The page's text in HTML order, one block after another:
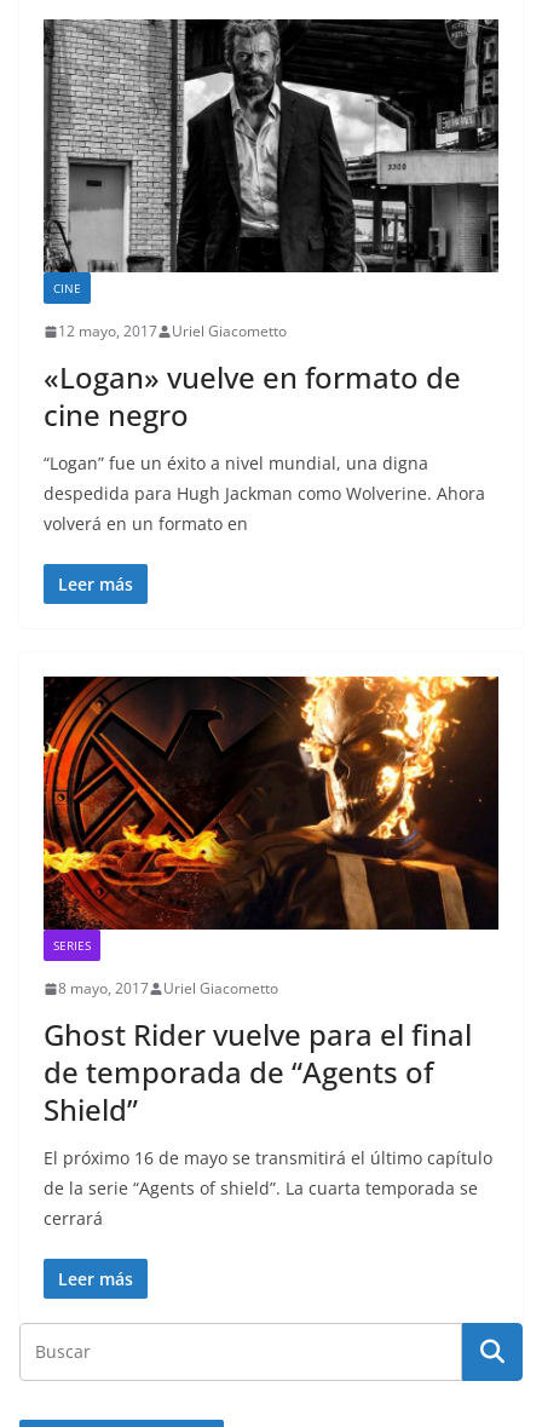
CINE
12 mayo, 2017 Uriel Giacometto
«Logan» vuelve en formato de
cine negro
“Logan” fue un éxito a nivel mundial, una digna
despedida para Hugh Jackman como Wolverine. Ahora
volverá en un formato en
Leer más
SERIES
8 mayo, 2017 Uriel Giacometto
Ghost Rider vuelve para el final
de temporada de “Agents of
Shield”
El próximo 16 de mayo se transmitirá el último capítulo
de la serie “Agents of shield”. La cuarta temporada se
cerrará
Leer más